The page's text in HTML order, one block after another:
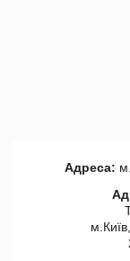
Адреса: